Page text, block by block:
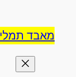
מאבד